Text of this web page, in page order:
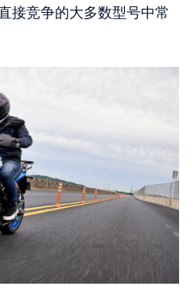
接竞争的大多数型号中常